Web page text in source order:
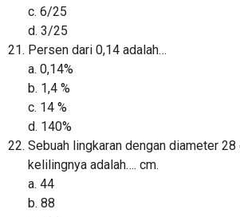
c. 6/25
d. 3/25
Persen dari 0,14 adalah…
a. 0,14%
b. 1,4 %
c. 14 %
d. 140%
Sebuah lingkaran dengan diameter 28
kelilingnya adalah…. cm.
a. 44
b. 88